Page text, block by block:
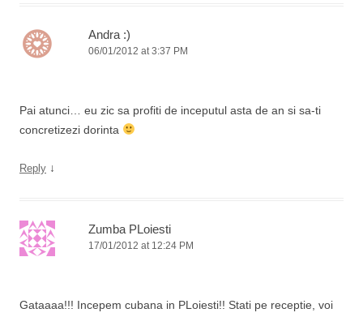
Andra :)
06/01/2012 at 3:37 PM
Pai atunci… eu zic sa profiti de inceputul asta de an si sa-ti
concretizezi dorinta
Reply ↓
Zumba PLoiesti
17/01/2012 at 12:24 PM
Gataaaa!!! Incepem cubana in PLoiesti!! Stati pe receptie, voi